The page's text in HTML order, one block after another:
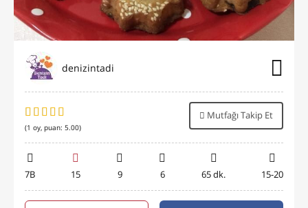
denizintadi
(1 oy, puan: 5.00)
Mutfağı Takip Et
7B 15 9 6 65 dk. 15-20